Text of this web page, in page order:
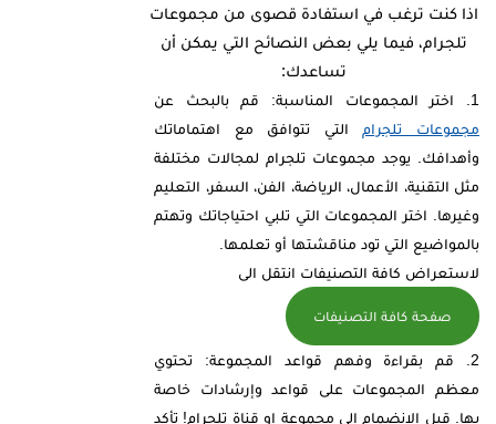
اذا كنت ترغب في استفادة قصوى من مجموعات
تلجرام، فيما يلي بعض النصائح التي يمكن أن
تساعدك:
اختر المجموعات المناسبة: قم بالبحث عن
مجموعات تلجرام التي تتوافق مع اهتماماتك
وأهدافك. يوجد مجموعات تلجرام لمجالات مختلفة
مثل التقنية، الأعمال، الرياضة، الفن، السفر، التعليم
وغيرها. اختر المجموعات التي تلبي احتياجاتك وتهتم
بالمواضيع التي تود مناقشتها أو تعلمها.
لاستعراض كافة التصنيفات انتقل الى
صفحة كافة التصنيفات
قم بقراءة وفهم قواعد المجموعة: تحتوي
معظم المجموعات على قواعد وإرشادات خاصة
بها. قبل الانضمام الى مجموعة او قناة تلجرام! تأكد